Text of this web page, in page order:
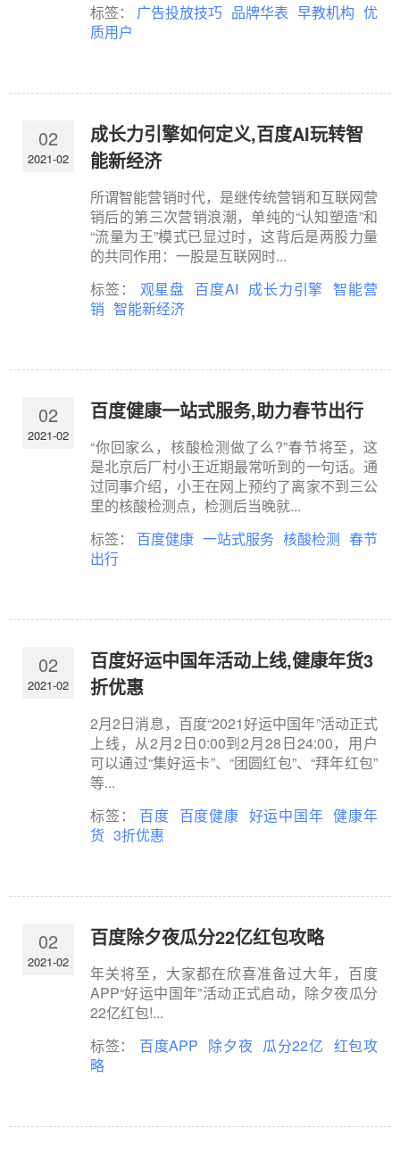
标签： 广告投放技巧 品牌华表 早教机构 优
质用户
02
2021-02
成长力引擎如何定义,百度AI玩转智
能新经济
所谓智能营销时代，是继传统营销和互联网营
销后的第三次营销浪潮，单纯的“认知塑造”和
“流量为王”模式已显过时，这背后是两股力量
的共同作用：一股是互联网时...
标签： 观星盘 百度AI 成长力引擎 智能营
销 智能新经济
02
2021-02
百度健康一站式服务,助力春节出行
“你回家么，核酸检测做了么?”春节将至，这
是北京后厂村小王近期最常听到的一句话。通
过同事介绍，小王在网上预约了离家不到三公
里的核酸检测点，检测后当晚就...
标签： 百度健康 一站式服务 核酸检测 春节
出行
02
2021-02
百度好运中国年活动上线,健康年货3
折优惠
2月2日消息，百度“2021好运中国年”活动正式
上线，从2月2日0:00到2月28日24:00，用户
可以通过“集好运卡”、“团圆红包”、“拜年红包”
等...
标签： 百度 百度健康 好运中国年 健康年
货 3折优惠
02
2021-02
百度除夕夜瓜分22亿红包攻略
年关将至，大家都在欣喜准备过大年，百度
APP“好运中国年”活动正式启动，除夕夜瓜分
22亿红包!...
标签： 百度APP 除夕夜 瓜分22亿 红包攻
略